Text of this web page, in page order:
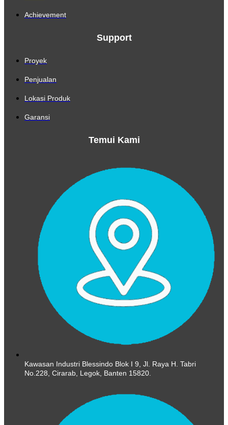
Achievement
Support
Proyek
Penjualan
Lokasi Produk
Garansi
Temui Kami
Kawasan Industri Blessindo Blok I 9, Jl. Raya H. Tabri
No.228, Cirarab, Legok, Banten 15820.